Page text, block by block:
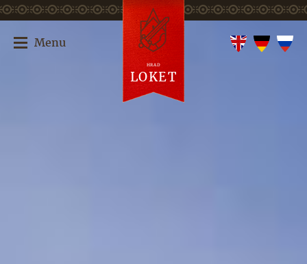
Menu
HRAD
LOKET